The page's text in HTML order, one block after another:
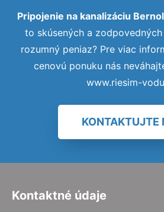
Pripojenie na kanalizáciu
to skúsených a
rozumný peniaz? Pre viac
cenovú ponuku nás
www.riesim-
KONTAKTUJTE
Kontaktné údaje